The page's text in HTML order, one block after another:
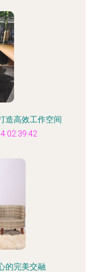
造高效工作空间
02:39:42
的完美交融